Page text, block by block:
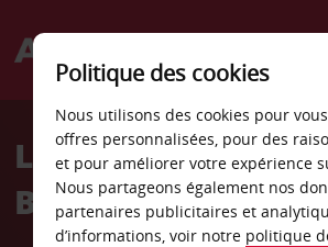
Welcome
AvisLocation de
Brighton, États-
Politique des cookies
Nous utilisons des cookies pour
offres personnalisées, pour des
et pour améliorer votre expérience
Nous partageons également nos
partenaires publicitaires et
d’informations, voir notre politique